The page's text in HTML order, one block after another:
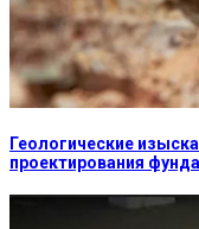
Геологические
проектирования